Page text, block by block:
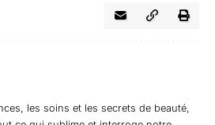
les soins et les secrets de beauté,